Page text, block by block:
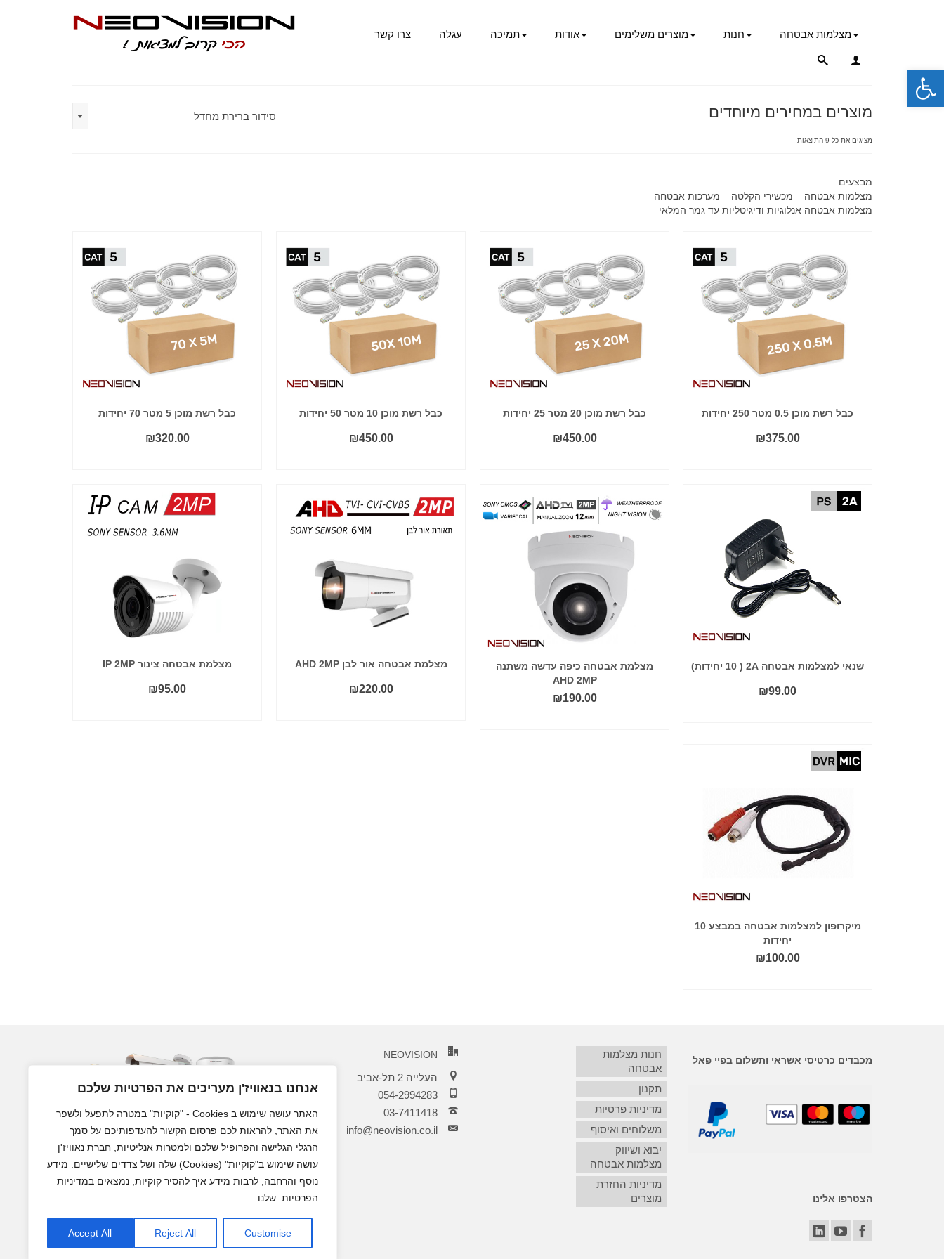
פתח סרגל נגישות
אנחנו בנאוויז'ן מעריכים את הפרטיות שלכם
האתר עושה שימוש ב Cookies - "קוקיות" במטרה לתפעל ולשפר
את האתר, להראות לכם פרסום הקשור להעדפותיכם על סמך
הרגלי הגלישה והפרופיל שלכם ולמטרות אנליטיות, חברת נאוויז'ן
עושה שימוש ב"קוקיות" (Cookies) שלה ושל צדדים שלישיים. מידע
נוסף והרחבה, לרבות מידע איך להסיר קוקיות, נמצאים במדיניות
הפרטיות שלנו.
Customise
Reject All
Accept All
מצלמות אבטחה חנות מוצרים משלימים אודות תמיכה עגלה צרו קשר
מוצרים במחירים מיוחדים
מציגים את כל ⁦9⁩ התוצאות
סידור ברירת מחדל
מבצעים
מצלמות אבטחה – מכשירי הקלטה – מערכות אבטחה
מצלמות אבטחה אנלוגיות ודיגיטליות עד גמר המלאי
כבל רשת מוכן 0.5 מטר 250 יחידות
₪375.00
כבל רשת מוכן 20 מטר 25 יחידות
₪450.00
כבל רשת מוכן 10 מטר 50 יחידות
₪450.00
כבל רשת מוכן 5 מטר 70 יחידות
₪320.00
שנאי למצלמות אבטחה 2A ( 10 יחידות)
₪99.00
מצלמת אבטחה כיפה עדשה משתנה
AHD 2MP
₪190.00
מצלמת אבטחה אור לבן AHD 2MP
₪220.00
מצלמת אבטחה צינור IP 2MP
₪95.00
מיקרופון למצלמות אבטחה במבצע 10
יחידות
₪100.00
מכבדים כרטיסי אשראי ותשלום בפיי פאל
הצטרפו אלינו
חנות מצלמות
אבטחה
תקנון
מדיניות פרטיות
משלוחים ואיסוף
יבוא ושיווק
מצלמות אבטחה
מדיניות החזרת
מוצרים
NEOVISION
העלייה 2 תל-אביב
054-2994283
03-7411418‏
info@neovision.co.il
מצלמות אבטחה לבית ולעסק